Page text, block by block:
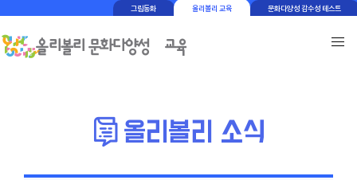
그림동화 올리볼리 교육 문화다양성 감수성 테스트